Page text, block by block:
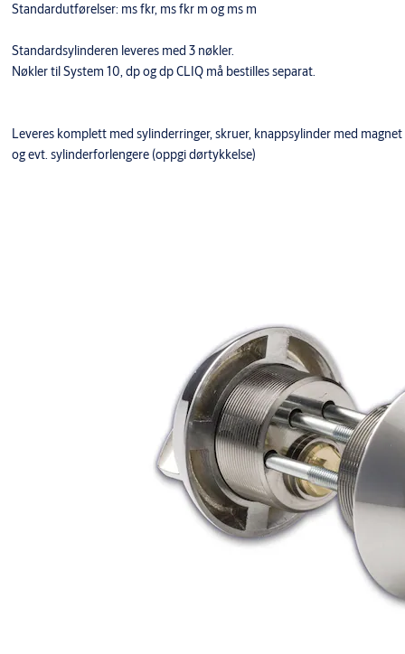
Standardutførelser: ms fkr, ms fkr m og ms m
Standardsylinderen leveres med 3 nøkler.
Nøkler til System 10, dp og dp CLIQ må bestilles separat.
Leveres komplett med sylinderringer, skruer, knappsylinder med magnet
og evt. sylinderforlengere (oppgi dørtykkelse)